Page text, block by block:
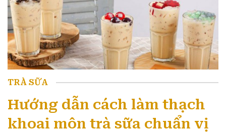
TRÀ SỮA
Hướng dẫn cách làm thạch
khoai môn trà sữa chuẩn vị